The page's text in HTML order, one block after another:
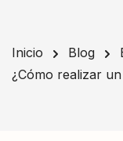
Inicio Blog
¿Cómo realizar